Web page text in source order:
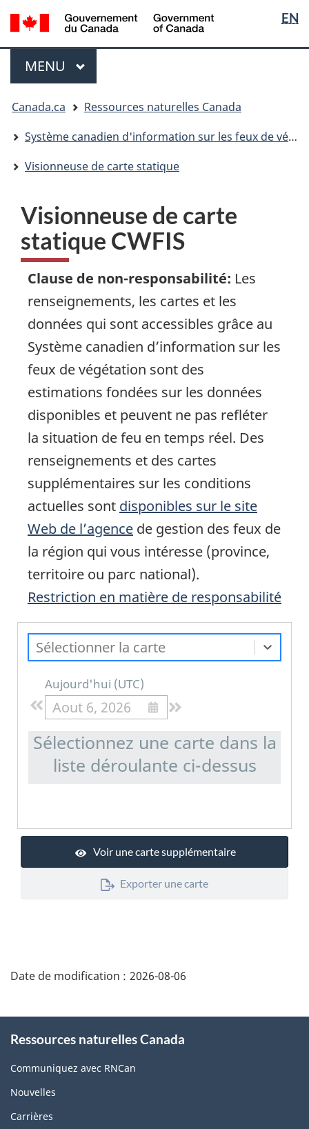
Passer
au
contenu
Passer
à
« Au
Passer
à
la
Sélection
la
EN
/
of
Menu
MENU PRINCIPAL
êtes
ici
Canada.ca
Ressources naturelles Canada
Système canadien d'information sur les feux de végétation
Visionneuse de carte statique
Visionneuse de carte
statique CWFIS
Clause de non-responsabilité: Les
renseignements, les cartes et les
données qui sont accessibles grâce au
Système canadien d’information sur les
feux de végétation sont des
estimations fondées sur les données
disponibles et peuvent ne pas refléter
la situation de feu en temps réel. Des
renseignements et des cartes
supplémentaires sur les conditions
actuelles sont disponibles sur le site
Web de l’agence de gestion des feux de
la région qui vous intéresse (province,
territoire ou parc national).
Restriction en matière de responsabilité
Sélectionner la carte
Aujourd'hui (UTC)
Aout 6, 2026
Sélectionnez une carte dans la
liste déroulante ci-dessus
Voir une carte supplémentaire
Exporter une carte
de
page"
Date de modification : 2026-08-06
propos
de
ce
Ressources naturelles Canada
Communiquez avec RNCan
Nouvelles
Carrières